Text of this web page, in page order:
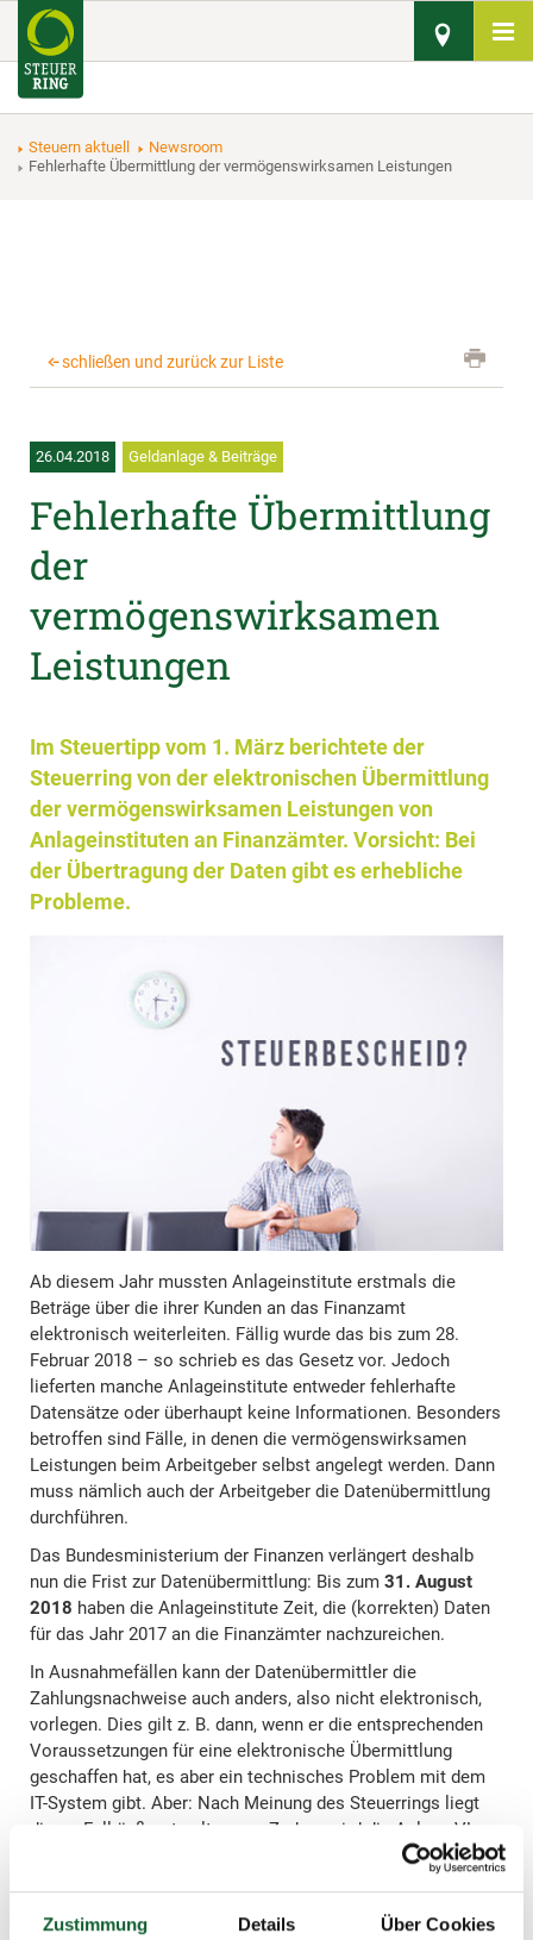
Zustimmung Details Über Cookies
Steuern aktuell
Newsroom
Fehlerhafte Übermittlung der vermögenswirksamen Leistungen
schließen und zurück zur Liste
26.04.2018 Geldanlage & Beiträge
Fehlerhafte Übermittlung
der
vermögenswirksamen
Leistungen
Im Steuertipp vom 1. März berichtete der
Steuerring von der elektronischen Übermittlung
der vermögenswirksamen Leistungen von
Anlageinstituten an Finanzämter. Vorsicht: Bei
der Übertragung der Daten gibt es erhebliche
Probleme.
Ab diesem Jahr mussten Anlageinstitute erstmals die
Beträge über die ihrer Kunden an das Finanzamt
elektronisch weiterleiten. Fällig wurde das bis zum 28.
Februar 2018 – so schrieb es das Gesetz vor. Jedoch
lieferten manche Anlageinstitute entweder fehlerhafte
Datensätze oder überhaupt keine Informationen. Besonders
betroffen sind Fälle, in denen die vermögenswirksamen
Leistungen beim Arbeitgeber selbst angelegt werden. Dann
muss nämlich auch der Arbeitgeber die Datenübermittlung
durchführen.
Das Bundesministerium der Finanzen verlängert deshalb
nun die Frist zur Datenübermittlung: Bis zum 31. August
2018 haben die Anlageinstitute Zeit, die (korrekten) Daten
für das Jahr 2017 an die Finanzämter nachzureichen.
In Ausnahmefällen kann der Datenübermittler die
Zahlungsnachweise auch anders, also nicht elektronisch,
vorlegen. Dies gilt z. B. dann, wenn er die entsprechenden
Voraussetzungen für eine elektronische Übermittlung
geschaffen hat, es aber ein technisches Problem mit dem
IT-System gibt. Aber: Nach Meinung des Steuerrings liegt
dieser Fall äußerst selten vor. Zudem wird die Anlage VL
als Ausweichmöglichkeit in der Steuererklärung nicht mehr